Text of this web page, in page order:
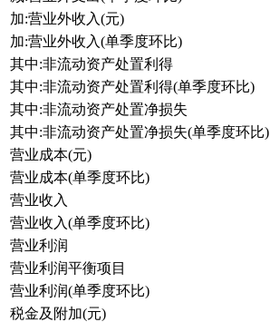
加:营业外收入(元)
加:营业外收入(单季度环比)
其中:非流动资产处置利得
其中:非流动资产处置利得(单季度环比)
其中:非流动资产处置净损失
其中:非流动资产处置净损失(单季度环比)
营业成本(元)
营业成本(单季度环比)
营业收入
营业收入(单季度环比)
营业利润
营业利润平衡项目
营业利润(单季度环比)
税金及附加(元)